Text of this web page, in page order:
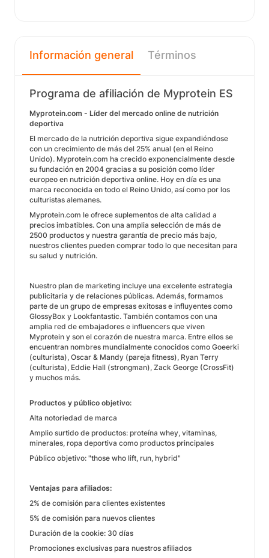
Información general Términos
Programa de afiliación de Myprotein ES
Myprotein.com - Líder del mercado online de nutrición
deportiva
El mercado de la nutrición deportiva sigue expandiéndose
con un crecimiento de más del 25% anual (en el Reino
Unido). Myprotein.com ha crecido exponencialmente desde
su fundación en 2004 gracias a su posición como líder
europeo en nutrición deportiva online. Hoy en día es una
marca reconocida en todo el Reino Unido, así como por los
culturistas alemanes.
Myprotein.com le ofrece suplementos de alta calidad a
precios imbatibles. Con una amplia selección de más de
2500 productos y nuestra garantía de precio más bajo,
nuestros clientes pueden comprar todo lo que necesitan para
su salud y nutrición.
Nuestro plan de marketing incluye una excelente estrategia
publicitaria y de relaciones públicas. Además, formamos
parte de un grupo de empresas exitosas e influyentes como
GlossyBox y Lookfantastic. También contamos con una
amplia red de embajadores e influencers que viven
Myprotein y son el corazón de nuestra marca. Entre ellos se
encuentran nombres mundialmente conocidos como Goeerki
(culturista), Oscar & Mandy (pareja fitness), Ryan Terry
(culturista), Eddie Hall (strongman), Zack George (CrossFit)
y muchos más.
Productos y público objetivo:
Alta notoriedad de marca
Amplio surtido de productos: proteína whey, vitaminas,
minerales, ropa deportiva como productos principales
Público objetivo: "those who lift, run, hybrid"
Ventajas para afiliados:
2% de comisión para clientes existentes
5% de comisión para nuevos clientes
Duración de la cookie: 30 días
Promociones exclusivas para nuestros afiliados